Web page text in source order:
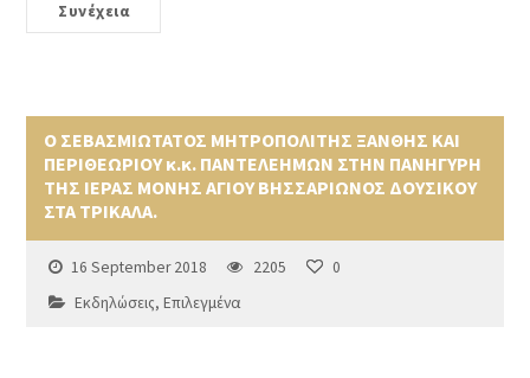
Συνέχεια
Ο ΣΕΒΑΣΜΙΩΤΑΤΟΣ ΜΗΤΡΟΠΟΛΙΤΗΣ ΞΑΝΘΗΣ ΚΑΙ
ΠΕΡΙΘΕΩΡΙΟΥ κ.κ. ΠΑΝΤΕΛΕΗΜΩΝ ΣΤΗΝ ΠΑΝΗΓΥΡΗ
ΤΗΣ ΙΕΡΑΣ ΜΟΝΗΣ ΑΓΙΟΥ ΒΗΣΣΑΡΙΩΝΟΣ ΔΟΥΣΙΚΟΥ
ΣΤΑ ΤΡΙΚΑΛΑ.
16 September 2018 2205
0
Εκδηλώσεις,Επιλεγμένα